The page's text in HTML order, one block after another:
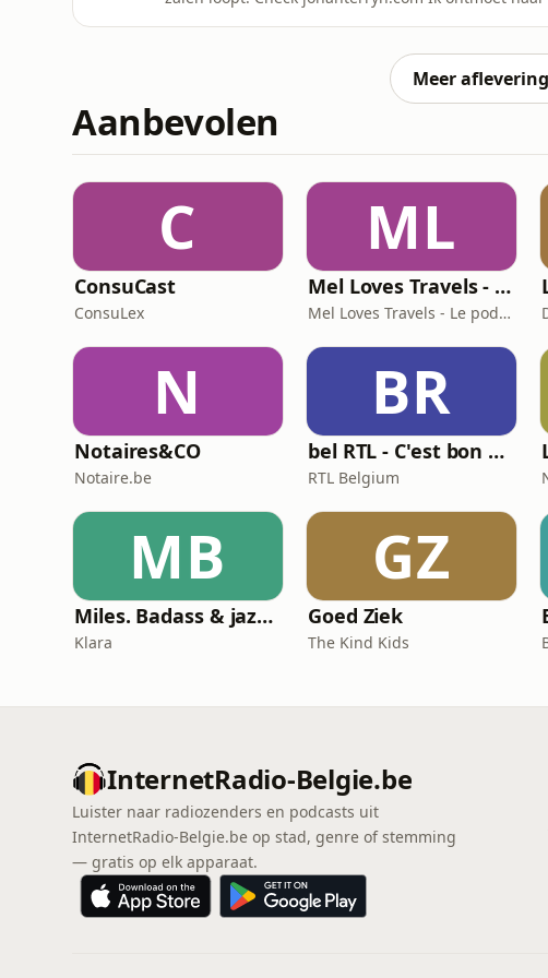
geldt: als &eacute;&eacute;n van
Meer
Aanbevolen
C
ConsuCast
ConsuLex
ML
Mel Loves Travels - Le podcast belge du voyage
Mel Loves Travels - Le podcast belge du voyage
N
Notaires&CO
Notaire.be
BR
bel RTL - C'est bon à savoir
RTL Belgium
MB
Miles. Badass & jazzicoon
Klara
GZ
Goed Ziek
The Kind Kids
InternetRadio-Belgie.be
Luister naar radiozenders en podcasts uit
InternetRadio-Belgie.be op stad, genre of stemming
— gratis op elk apparaat.